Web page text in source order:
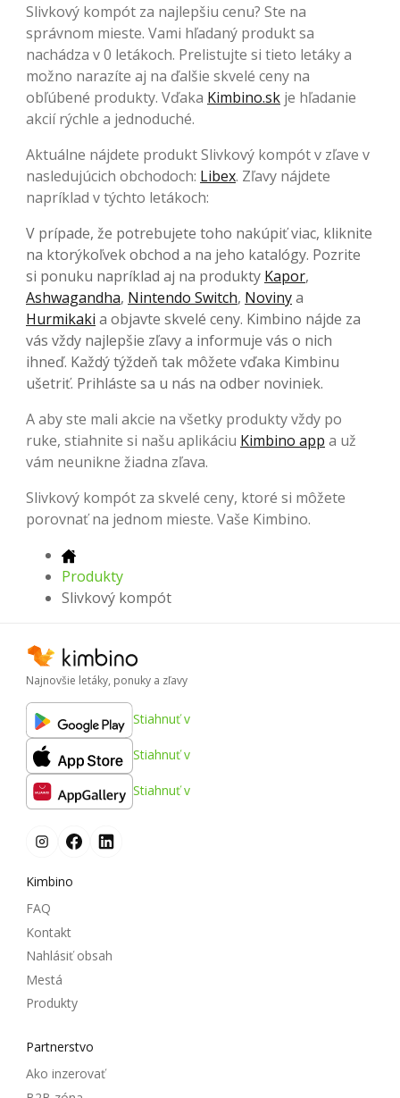
Slivkový kompót za najlepšiu cenu? Ste na
správnom mieste. Vami hľadaný produkt sa
nachádza v 0 letákoch. Prelistujte si tieto letáky a
možno narazíte aj na ďalšie skvelé ceny na
obľúbené produkty. Vďaka Kimbino.sk je hľadanie
akcií rýchle a jednoduché.
Aktuálne nájdete produkt Slivkový kompót v zľave v
nasledujúcich obchodoch: Libex. Zľavy nájdete
napríklad v týchto letákoch:
V prípade, že potrebujete toho nakúpiť viac, kliknite
na ktorýkoľvek obchod a na jeho katalógy. Pozrite
si ponuku napríklad aj na produkty Kapor,
Ashwagandha, Nintendo Switch, Novinya
Hurmikaki a objavte skvelé ceny. Kimbino nájde za
vás vždy najlepšie zľavy a informuje vás o nich
ihneď. Každý týždeň tak môžete vďaka Kimbinu
ušetriť. Prihláste sa u nás na odber noviniek.
A aby ste mali akcie na všetky produkty vždy po
ruke, stiahnite si našu aplikáciu Kimbino app a už
vám neunikne žiadna zľava.
Slivkový kompót za skvelé ceny, ktoré si môžete
porovnať na jednom mieste. Vaše Kimbino.
Produkty
Slivkový kompót
Najnovšie letáky, ponuky a zľavy
Stiahnuť v
Stiahnuť v
Stiahnuť v
Kimbino
FAQ
Kontakt
Nahlásiť obsah
Mestá
Produkty
Partnerstvo
Ako inzerovať